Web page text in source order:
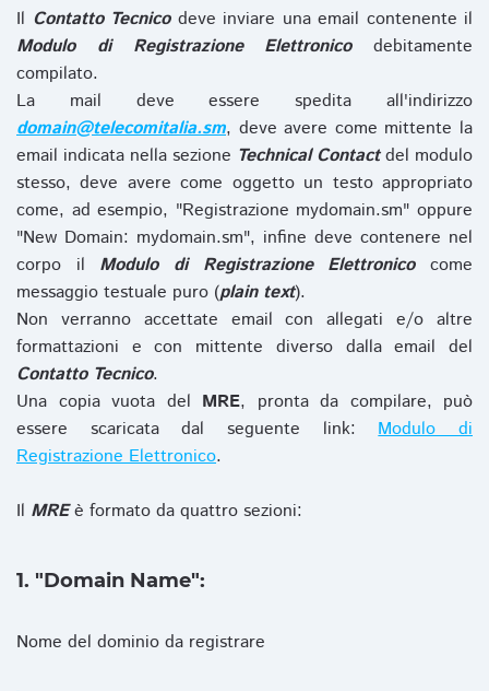
Il Contatto Tecnicodeve inviare una email contenente il
Modulo di Registrazione Elettronicodebitamente
compilato.
La mail deve essere spedita all'indirizzo
domain@telecomitalia.sm, deve avere come mittente la
email indicata nella sezione Technical Contactdel modulo
stesso, deve avere come oggetto un testo appropriato
come, ad esempio, "Registrazione mydomain.sm" oppure
"New Domain: mydomain.sm", infine deve contenere nel
corpo il Modulo di Registrazione Elettronicocome
messaggio testuale puro (plain text).
Non verranno accettate email con allegati e/o altre
formattazioni e con mittente diverso dalla email del
Contatto Tecnico.
Una copia vuota del MRE, pronta da compilare, può
essere scaricata dal seguente link:Modulo di
Registrazione Elettronico.
Il MREè formato da quattro sezioni:
1. "Domain Name":
Nome del dominio da registrare